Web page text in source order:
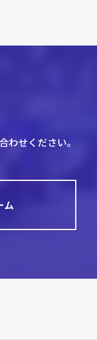
わせください。
ム